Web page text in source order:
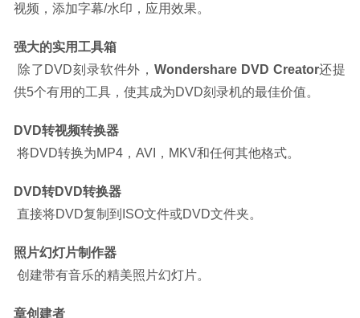
视频，添加字幕/水印，应用效果。
强大的实用工具箱
除了DVD刻录软件外，Wondershare DVD Creator还提
供5个有用的工具，使其成为DVD刻录机的最佳价值。
DVD转视频转换器
将DVD转换为MP4，AVI，MKV和任何其他格式。
DVD转DVD转换器
直接将DVD复制到ISO文件或DVD文件夹。
照片幻灯片制作器
创建带有音乐的精美照片幻灯片。
章创建者